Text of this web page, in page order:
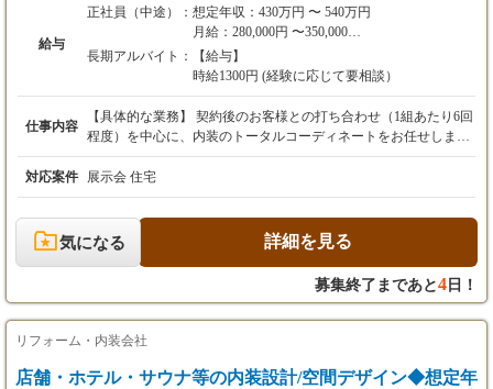
給与
正社員（中途）： 想定年収：430万円 〜 540万円
月給：280,000円 〜350,000
※経験・能力を考慮の上、決定します。
※残業代は別途支払います。
昇給： 年1回（8月）
賞与： 年2回（8月・12月／昨年度実績：3.6ヶ
コミッション手当（オプション販売実績に応じ
住宅手当（規定あり）、家族手当
資格手当（一級建築士：3万、二級：1万、IP：
1.5万 他）
長期アルバイト：
【給与】
時給1300円 (経験に応じて要相談）
仕事内容
【具体的な業務】 契約後のお客様との打ち合わせ（1組あたり6回
程度）を中心に、内装のトータルコーディネートをお任せしま
す。 ・壁紙、床材、照明、住宅設備等の提案・選定 ・ArchiCA
D、Illustrator、Photoshopを用いたプレゼン資料・3Dパースの作成
・社内設計士や施工管理、協力会社との連携 【野村工務店で働
く、プロとしての面白さ】 当社の最大の特徴は、「商材の制限が
一切ない」ことです。お客様のこだわりを形にするためなら、あ
らゆるメーカーの商材を使用可能。 色選びだけでなく、空間全体
の質を高める「提案のプロ」として、確かな手応えを感じられま
す。 また、社内インテリアコンペも開催しており、自身のデザイ
対応案件 展示会 住宅
気になる 詳細を見る
募集終了まであと4 日！
リフォーム・内装会社
店舗・ホテル・サウナ等の内装設計/空間デザイン◆想定年